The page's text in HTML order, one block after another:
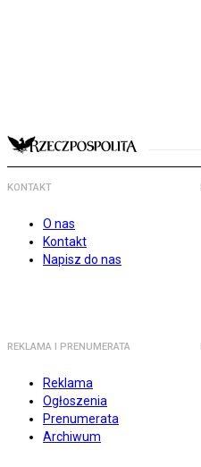
KONTAKT
O nas
Kontakt
Napisz do nas
REKLAMA I PRENUMERATA
Reklama
Ogłoszenia
Prenumerata
Archiwum